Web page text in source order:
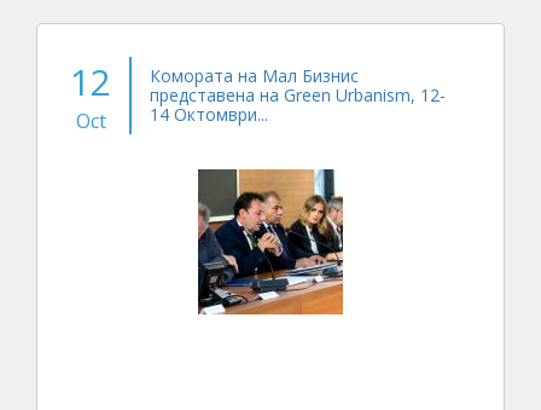
12
Oct
Комората на Мал Бизнис
представена на Green Urbanism, 12-
14 Октомври...